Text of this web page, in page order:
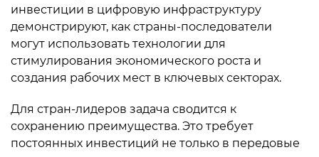
инвестиции в цифровую инфраструктуру
демонстрируют, как страны-последователи
могут использовать технологии для
стимулирования экономического роста и
создания рабочих мест в ключевых секторах.
Для стран-лидеров задача сводится к
сохранению преимущества. Это требует
постоянных инвестиций не только в передовые